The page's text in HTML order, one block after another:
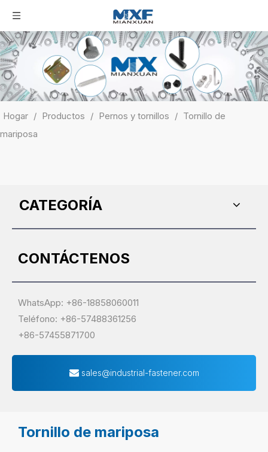
Hogar / Productos / Pernos y tornillos / Tornillo de
mariposa
CATEGORÍA
CONTÁCTENOS
WhatsApp: +86-18858060011
Teléfono: +86-57488361256
+86-57455871700
sales@industrial-fastener.com
Tornillo de mariposa